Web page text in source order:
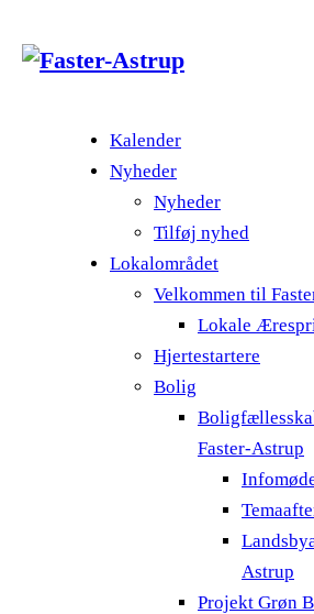
Kalender
Nyheder
Nyheder
Tilføj nyhed
Lokalområdet
Velkommen til
Lokale
Hjertestartere
Bolig
Faster-Astrup
Astrup
Projekt Grøn